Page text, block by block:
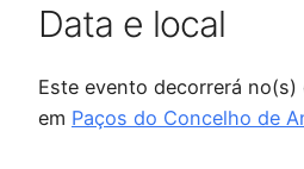
Data e local
Este evento decorrerá no(s)
em Paços do Concelho de